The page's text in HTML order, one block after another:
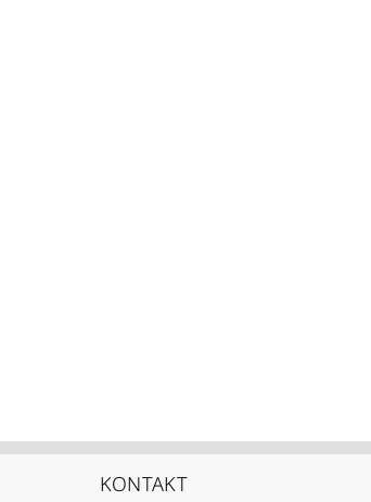
KONTAKT